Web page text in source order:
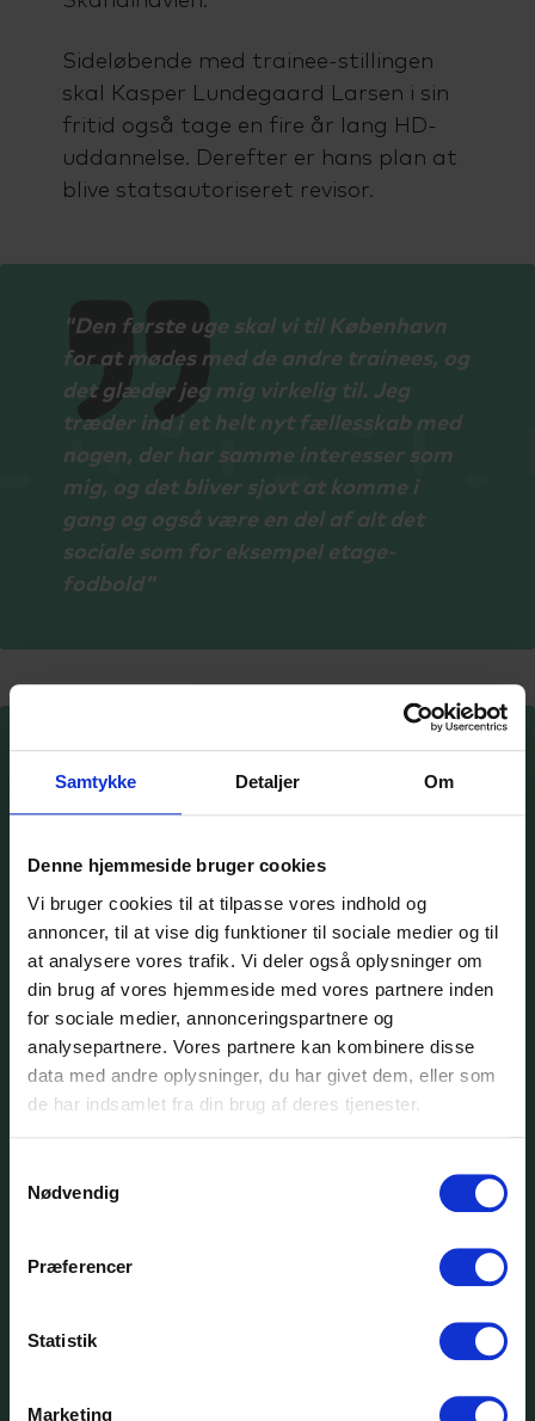
Samtykke Detaljer Om
Denne hjemmeside bruger cookies
Vi bruger cookies til at tilpasse vores indhold og
annoncer, til at vise dig funktioner til sociale medier og til
at analysere vores trafik. Vi deler også oplysninger om
din brug af vores hjemmeside med vores partnere inden
for sociale medier, annonceringspartnere og
analysepartnere. Vores partnere kan kombinere disse
data med andre oplysninger, du har givet dem, eller som
de har indsamlet fra din brug af deres tjenester.
Nødvendig
Præferencer
Statistik
Marketing
Sideløbende med trainee-stillingen
skal Kasper Lundegaard Larsen i sin
fritid også tage en fire år lang HD-
uddannelse. Derefter er hans plan at
blive statsautoriseret revisor.
"Den første uge skal vi til København
for at mødes med de andre trainees, og
det glæder jeg mig virkelig til. Jeg
træder ind i et helt nyt fællesskab med
nogen, der har samme interesser som
mig, og det bliver sjovt at komme i
gang og også være en del af alt det
sociale som for eksempel etage-
fodbold"
Flere nyheder fra
SCU
Se flere nyheder
01